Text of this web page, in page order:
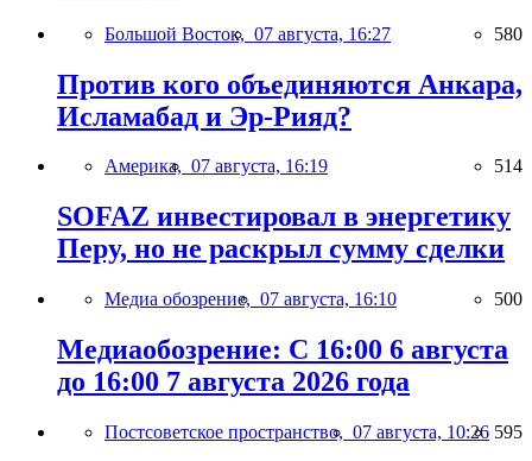
Большой Восток, 07 августа, 16:27 580
Против кого объединяются Анкара,
Исламабад и Эр-Рияд?
Америка, 07 августа, 16:19 514
SOFAZ инвестировал в энергетику
Перу, но не раскрыл сумму сделки
Медиа обозрение, 07 августа, 16:10 500
Медиаобозрение: С 16:00 6 августа
до 16:00 7 августа 2026 года
Постсоветское пространство, 07 августа, 10:26 595